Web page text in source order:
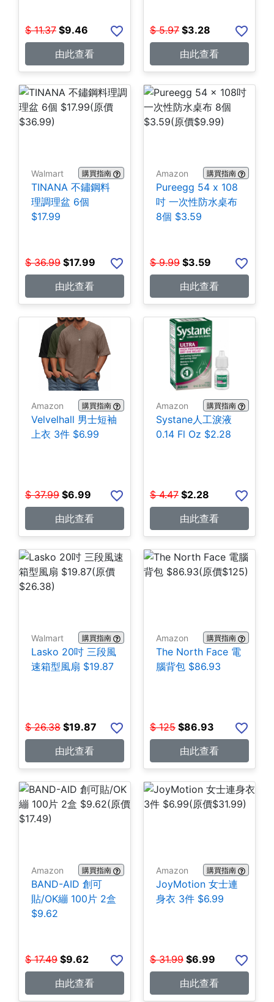
$ 11.37 $9.46
由此查看
$ 5.97 $3.28
由此查看
Walmart 購買指南
TINANA 不鏽鋼料
理調理盆 6個
$17.99
$ 36.99 $17.99
由此查看
Amazon 購買指南
Pureegg 54 x 108
吋 一次性防水桌布
8個 $3.59
$ 9.99 $3.59
由此查看
Amazon 購買指南
Velvelhall 男士短袖
上衣 3件 $6.99
$ 37.99 $6.99
由此查看
Amazon 購買指南
Systane人工淚液
0.14 Fl Oz $2.28
$ 4.47 $2.28
由此查看
Walmart 購買指南
Lasko 20吋 三段風
速箱型風扇 $19.87
$ 26.38 $19.87
由此查看
Amazon 購買指南
The North Face 電
腦背包 $86.93
$ 125 $86.93
由此查看
Amazon 購買指南
BAND-AID 創可
貼/OK繃 100片 2盒
$9.62
$ 17.49 $9.62
由此查看
Amazon 購買指南
JoyMotion 女士連
身衣 3件 $6.99
$ 31.99 $6.99
由此查看